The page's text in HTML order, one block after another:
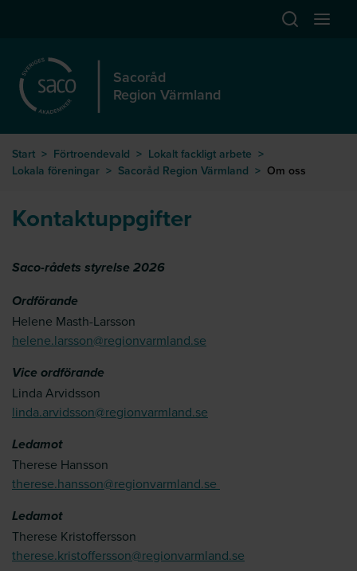
Öppna
Sacoråd
Region Värmland
Start > Förtroendevald > Lokalt fackligt arbete >
Lokala föreningar > Sacoråd Region Värmland > Om oss
Kontaktuppgifter
Saco-rådets styrelse 2026
Ordförande
Helene Masth-Larsson
helene.larsson@regionvarmland.se
Vice ordförande
Linda Arvidsson
linda.arvidsson@regionvarmland.se
Ledamot
Therese Hansson
therese.hansson@regionvarmland.se
Ledamot
Therese Kristoffersson
therese.kristoffersson@regionvarmland.se